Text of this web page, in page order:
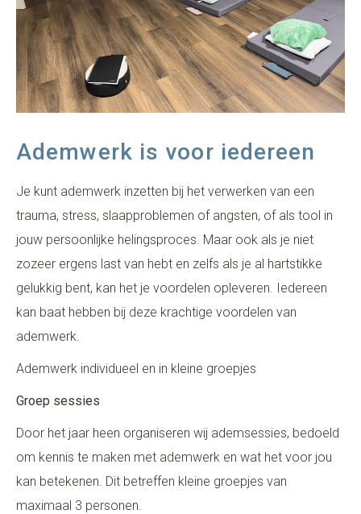
Ademwerk is voor iedereen
Je kunt ademwerk inzetten bij het verwerken van een
trauma, stress, slaapproblemen of angsten, of als tool in
jouw persoonlijke helingsproces. Maar ook als je niet
zozeer ergens last van hebt en zelfs als je al hartstikke
gelukkig bent, kan het je voordelen opleveren. Iedereen
kan baat hebben bij deze krachtige voordelen van
ademwerk.
Ademwerk individueel en in kleine groepjes
Groep sessies
Door het jaar heen organiseren wij ademsessies, bedoeld
om kennis te maken met ademwerk en wat het voor jou
kan betekenen. Dit betreffen kleine groepjes van
maximaal 3 personen.